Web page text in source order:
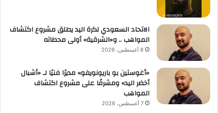
الاتحاد السعودي لكرة اليد يطلق مشروع اكتشاف
المواهب .. و«الشرقية» أولى محطاته
8 أغسطس، 2026
«أغوستين بو باريونويفو» مديرًا فنيًا لـ «أشبال
أخضر اليد» ومشرفًا على مشروع اكتشاف
المواهب
7 أغسطس، 2026